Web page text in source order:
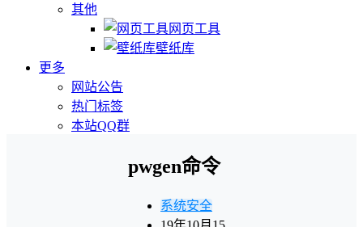
其他
网页工具
壁纸库
更多
网站公告
热门标签
本站QQ群
pwgen命令
系统安全